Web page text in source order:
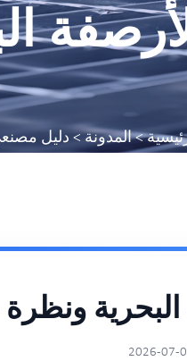
>المدونة> دليل
ونظرة
2026-07-